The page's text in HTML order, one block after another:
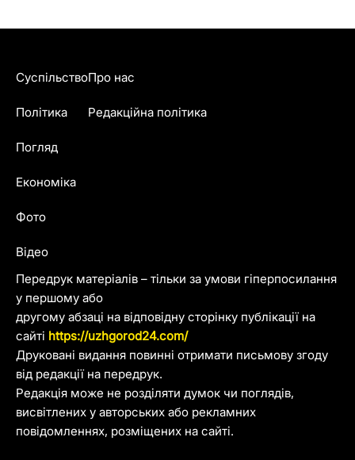
Передрук матеріалів – тільки за умови гіперпосилання
у першому або
другому абзаці на відповідну сторінку публікації на
сайті https://uzhgorod24.com/
Друковані видання повинні отримати письмову згоду
від редакції на передрук.
Редакція може не розділяти думок чи поглядів,
висвітлених у авторських або рекламних
повідомленнях, розміщених на сайті.
Суспільство
Політика
Погляд
Економіка
Фото
Відео
Про нас
Редакційна політика